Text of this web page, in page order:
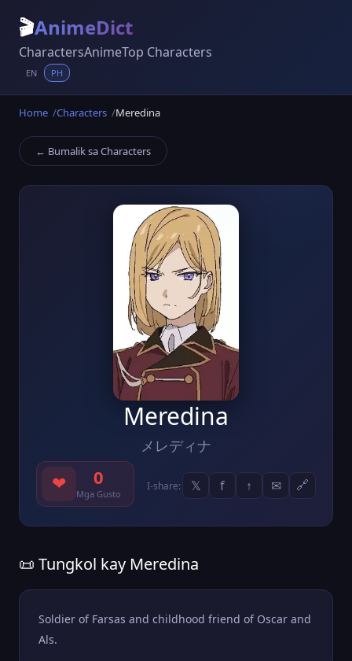
🎬AnimeDict
CharactersAnimeTop Characters
EN PH
Home Characters Meredina
← Bumalik sa Characters
Meredina
メレディナ
❤ 0
Mga Gusto
I-share: 𝕏 f ↑ ✉ 🔗
📜 Tungkol kay Meredina
Soldier of Farsas and childhood friend of Oscar and
Als.